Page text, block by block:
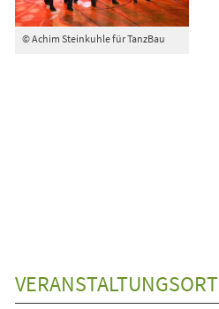
© Achim Steinkuhle für TanzBau
VERANSTALTUNGSORT